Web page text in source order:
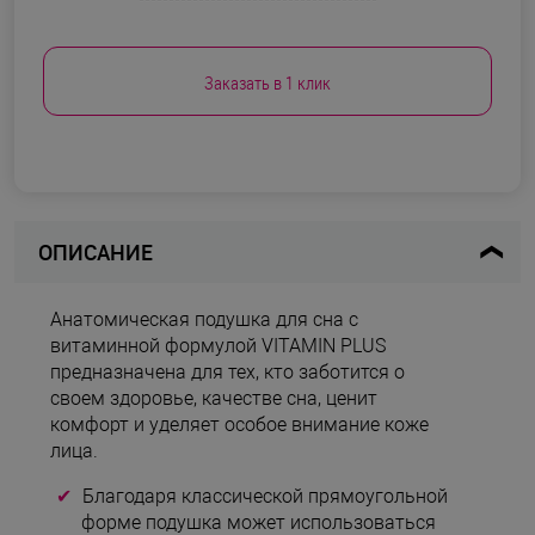
Заказать в 1 клик
ОПИСАНИЕ
Анатомическая подушка для сна с
витаминной формулой VITAMIN PLUS
предназначена для тех, кто заботится о
своем здоровье, качестве сна, ценит
комфорт и уделяет особое внимание коже
лица.
Благодаря классической прямоугольной
форме подушка может использоваться